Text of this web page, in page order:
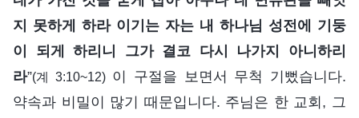
지 못하게 하라 이기는 자는 내 하나님 성전에 기둥
이 되게 하리니 그가 결코 다시 나가지 아니하리
라”(계 3:10~12)이 구절을 보면서 무척 기뻤습니다.
약속과 비밀이 많기 때문입니다. 주님은 한 교회, 그